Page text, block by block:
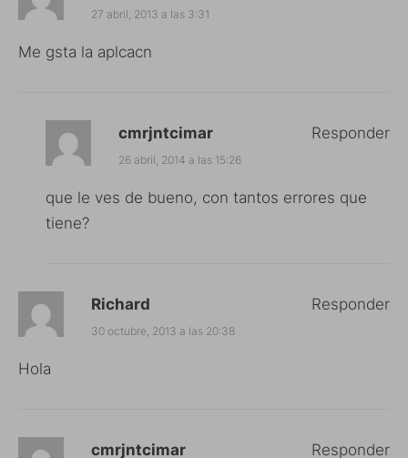
27 abril, 2013 a las 3:31
Me gsta la aplcacn
cmrjntcimar
26 abril, 2014 a las 15:26
que le ves de bueno, con tantos errores que
tiene?
Responder
Richard
30 octubre, 2013 a las 20:38
Hola
Responder
cmrjntcimar Responder